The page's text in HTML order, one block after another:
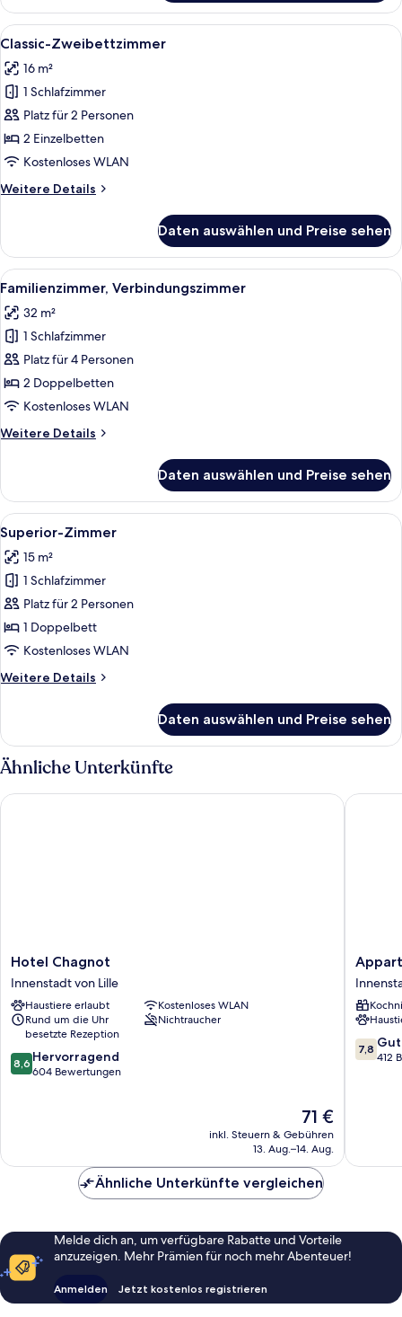
Doppelzimmer
Alle
Fotos
für
Classic-
Zweibettzimmer
anzeigen
Ein Hotelzimmer mit Bett,
7
Classic-Zweibettzimmer
16 m²
1 Schlafzimmer
Platz für 2 Personen
2 Einzelbetten
Kostenloses WLAN
Weitere Details
Weitere
Zweibettzimmer
Daten auswählen und Preise sehen
Alle
Fotos
für
Familienzimmer,
Verbindungszimmer
anzeigen
Ein Hotelzimmer mit Schreibtisch,
6
Familienzimmer, Verbindungszimmer
32 m²
1 Schlafzimmer
Platz für 4 Personen
2 Doppelbetten
Kostenloses WLAN
Weitere Details
Weitere
Verbindungszimmer
Daten auswählen und Preise sehen
Alle
Fotos
für
Superior-
Zimmer
anzeigen
Ein Hotelzimmer mit einem Bett,
6
Superior-Zimmer
15 m²
1 Schlafzimmer
Platz für 2 Personen
1 Doppelbett
Kostenloses WLAN
Weitere Details
Weitere
Zimmer
Daten auswählen und Preise sehen
Ähnliche Unterkünfte
Hotel
Chagnot
Innenstadt
von
Lille
Hotel Chagnot
Innenstadt von Lille
Haustiere erlaubt
Kostenloses WLAN
Rund um die Uhr
besetzte Rezeption
Nichtraucher
8.6
von
8,6 Hervorragend
604 Bewertungen
Der
Preis
beträgt
71 €
inkl. Steuern & Gebühren
13. Aug.–14. Aug.
Hotel Chagnot
Confort
Lille
Grand
Palais
von
7.8
von
7,8 Gut
412
Ähnliche Unterkünfte vergleichen
Melde dich an, um verfügbare Rabatte und Vorteile
anzuzeigen. Mehr Prämien für noch mehr Abenteuer!
Anmelden Jetzt kostenlos registrieren